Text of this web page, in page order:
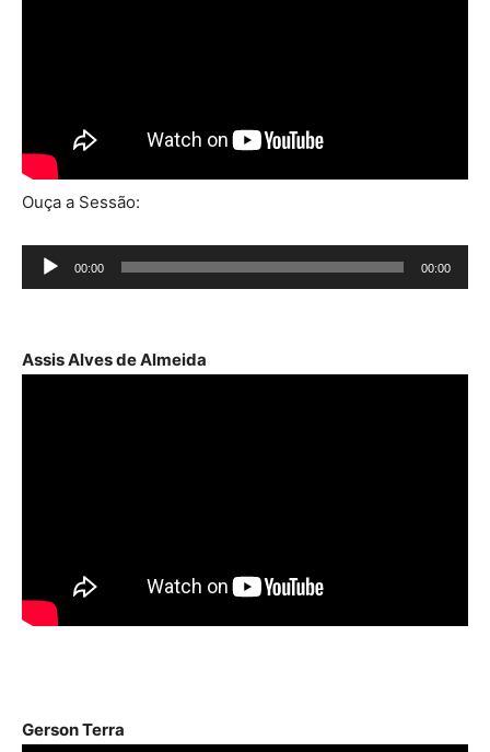
Ouça a Sessão:
Tocador
de
00:00 00:00
Assis Alves de Almeida
Gerson Terra